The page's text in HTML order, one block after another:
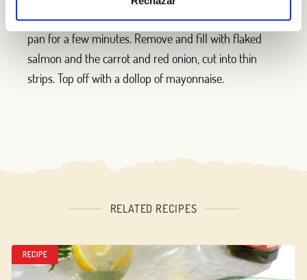
To make the tacos, warm the tortillas in a hot frying
pan for a few minutes. Remove and fill with flaked
salmon and the carrot and red onion, cut into thin
strips. Top off with a dollop of mayonnaise.
RELATED RECIPES
RECIPE